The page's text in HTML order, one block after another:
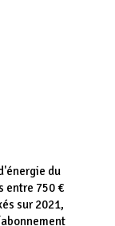
du
entre 750 €
sur 2021,